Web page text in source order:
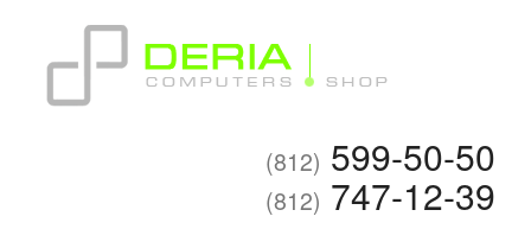
(812) 599-50-50
(812) 747-12-39